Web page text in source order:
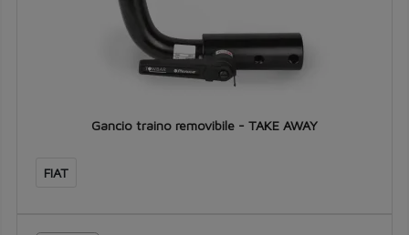
Gancio traino removibile - TAKE AWAY
FIAT